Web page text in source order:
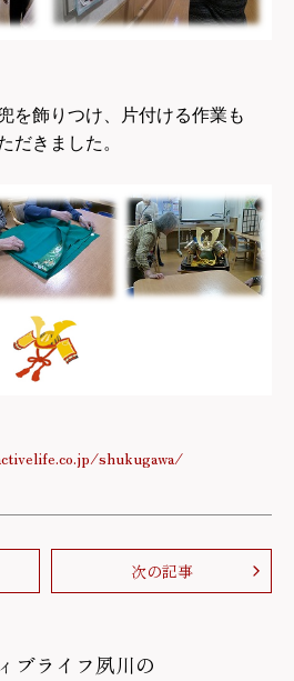
を飾りつけ、片付ける作業も
だきました。
shukugawa/
次の記事
ブライフ夙川の